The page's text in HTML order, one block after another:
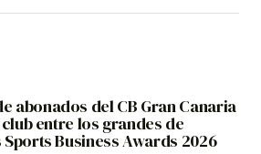
abonados del CB Gran Canaria
entre los grandes de
Business Awards 2026